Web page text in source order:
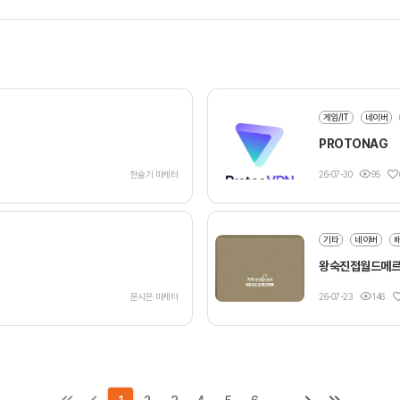
한슬기 마케터
게임/IT 네이버
PROTONAG
26-07-30 95
문시은 마케터
기타 네이버
왕숙진접월드메
26-07-23 146